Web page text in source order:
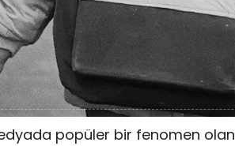
popüler bir fenomen olan